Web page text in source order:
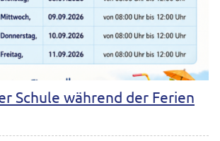
Schule während der Ferien